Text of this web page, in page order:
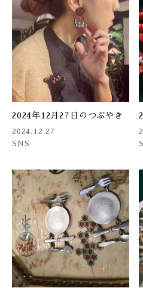
2024年12月27日のつぶやき
2024.12.27
SNS